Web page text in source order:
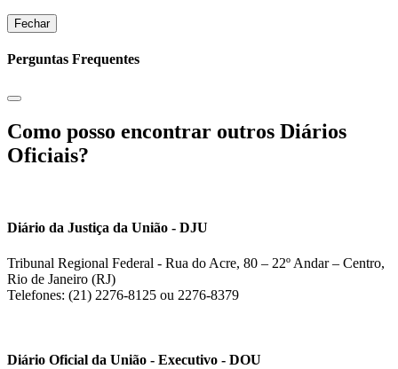
Fechar
Perguntas Frequentes
Como posso encontrar outros Diários
Oficiais?
Diário da Justiça da União - DJU
Tribunal Regional Federal - Rua do Acre, 80 – 22º Andar – Centro,
Rio de Janeiro (RJ)
Telefones: (21) 2276-8125 ou 2276-8379
Diário Oficial da União - Executivo - DOU